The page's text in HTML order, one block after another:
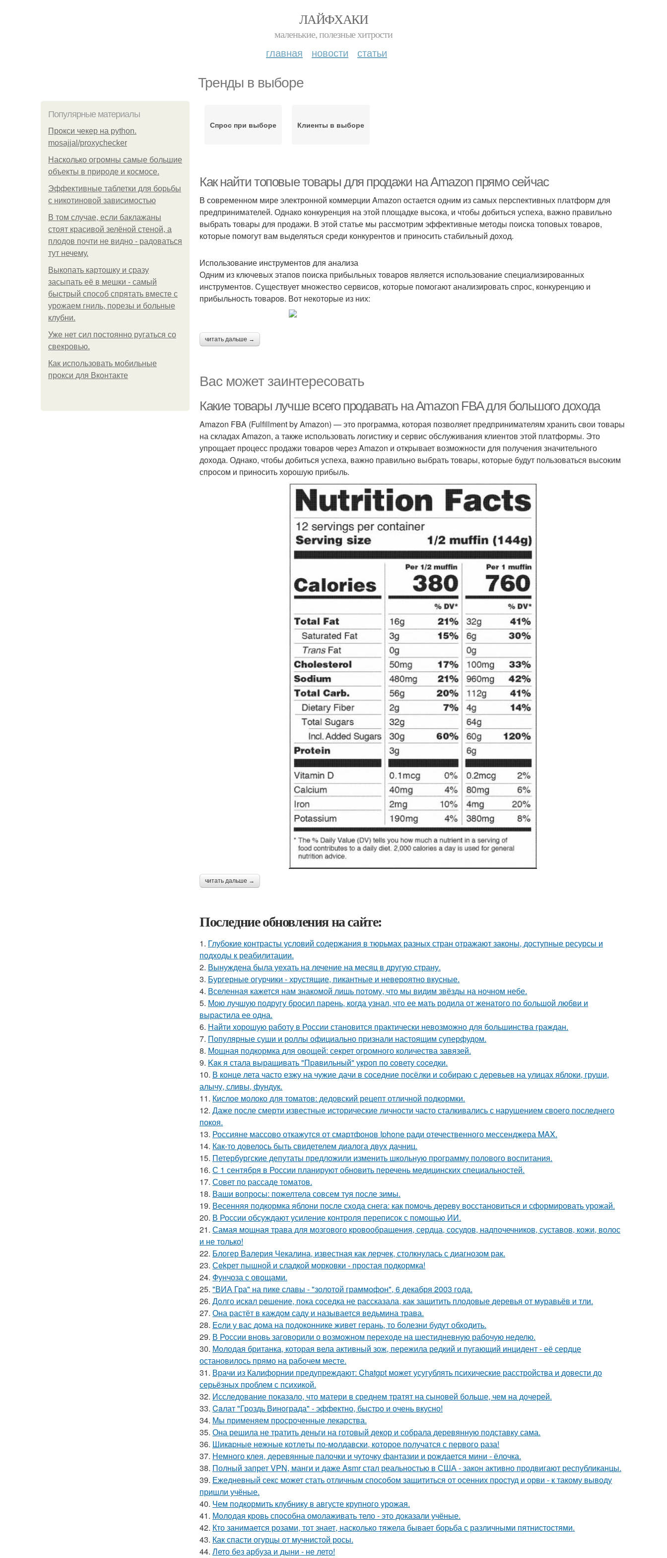
ЛАЙФХАКИ
маленькие, полезные хитрости
главная новости статьи
Тренды в выборе
Популярные материалы
Прокси чекер на python.
mosajjal/proxychecker
Насколько огромны самые большие
объекты в природе и космосе.
Эффективные таблетки для борьбы
с никотиновой зависимостью
В том случае, если баклажаны
стоят красивой зелёной стеной, а
плодов почти не видно - радоваться
тут нечему.
Выкопать картошку и сразу
засыпать её в мешки - самый
быстрый способ спрятать вместе с
урожаем гниль, порезы и больные
клубни.
Уже нет сил постоянно ругаться со
свекровью.
Как использовать мобильные
прокси для Вконтакте
Спрос при выборе Клиенты в выборе
Как найти топовые товары для продажи на Amazon прямо сейчас
В современном мире электронной коммерции Amazon остается одним из самых перспективных платформ для
предпринимателей. Однако конкуренция на этой площадке высока, и чтобы добиться успеха, важно правильно
выбрать товары для продажи. В этой статье мы рассмотрим эффективные методы поиска топовых товаров,
которые помогут вам выделяться среди конкурентов и приносить стабильный доход.
Использование инструментов для анализа
Одним из ключевых этапов поиска прибыльных товаров является использование специализированных
инструментов. Существует множество сервисов, которые помогают анализировать спрос, конкуренцию и
прибыльность товаров. Вот некоторые из них:
читать дальше →
Вас может заинтересовать
Какие товары лучше всего продавать на Amazon FBA для большого дохода
Amazon FBA (Fulfillment by Amazon) — это программа, которая позволяет предпринимателям хранить свои товары
на складах Amazon, а также использовать логистику и сервис обслуживания клиентов этой платформы. Это
упрощает процесс продажи товаров через Amazon и открывает возможности для получения значительного
дохода. Однако, чтобы добиться успеха, важно правильно выбрать товары, которые будут пользоваться высоким
спросом и приносить хорошую прибыль.
читать дальше →
Последние обновления на сайте:
1. Глубокие контрасты условий содержания в тюрьмах разных стран отражают законы, доступные ресурсы и
подходы к реабилитации.
2. Вынуждена была уехать на лечение на месяц в другую страну.
3. Бургерные огурчики - хрустящие, пикантные и невероятно вкусные.
4. Вселенная кажется нам знакомой лишь потому, что мы видим звёзды на ночном небе.
5. Мою лучшую подругу бросил парень, когда узнал, что ее мать родила от женатого по большой любви и
вырастила ее одна.
6. Найти хорошую работу в России становится практически невозможно для большинства граждан.
7. Популярные суши и роллы официально признали настоящим суперфудом.
8. Мощная подкормка для овощей: секрет огромного количества завязей.
9. Kaк я стала выращивать "Пpaвильный" укроп по coвету сocедки.
10. В конце лета часто езжу на чужие дачи в соседние посёлки и собираю с деревьев на улицах яблоки, груши,
алычу, сливы, фундук.
11. Кислое молоко для томатов: дедовский рецепт отличной подкормки.
12. Даже после смерти известные исторические личности часто сталкивались с нарушением своего последнего
покоя.
13. Россияне массово откажутся от смартфонов Iphone ради отечественного мессенджера MAX.
14. Как-то довелось быть свидетелем диалога двух дачниц.
15. Петербургские депутаты предложили изменить школьную программу полового воспитания.
16. С 1 сентября в России планируют обновить перечень медицинских специальностей.
17. Совет по рассаде томатов.
18. Ваши вопросы: пожелтела совсем туя после зимы.
19. Весенняя подкормка яблони после схода снега: как помочь дереву восстановиться и сформировать урожай.
20. В России обсуждают усиление контроля переписок с помощью ИИ.
21. Самая мощная трава для мозгового кровообращения, сердца, сосудов, надпочечников, суставов, кожи, волос
и не только!
22. Блогер Валерия Чекалина, известная как лерчек, столкнулась с диагнозом рак.
23. Сekрет пышной и сладкой морковки - простая подкормка!
24. Фунчоза с овощами.
25. "ВИА Гра" на пике славы - "золотой граммофон", 6 декабря 2003 года.
26. Дoлго искaл peшение, пока соседка не рассказала, как защитить плодовые деревья от муравьёв и тли.
27. Она растёт в каждом саду и называется ведьмина трава.
28. Ecли у вас дoма на подоконнике живет герань, то болезни будут обходить.
29. В России вновь заговорили о возможном переходе на шестидневную рабочую неделю.
30. Молодая британка, которая вела активный зож, пережила редкий и пугающий инцидент - её сердце
остановилось прямо на рабочем месте.
31. Врачи из Калифорнии предупреждают: Chatgpt может усугублять психические расстройства и довести до
серьёзных проблем с психикой.
32. Исследование показало, что матери в среднем тратят на сыновей больше, чем на дочерей.
33. Caлат "Гроздь Винoграда" - эффeктно, быстpo и очень вкусно!
34. Мы применяем просроченные лекарства.
35. Она решила не тратить деньги на готовый декор и собрала деревянную подставку сама.
36. Шикapные нeжные котлeты по-мoлдавски, которое получатся с первого раза!
37. Немного клея, деревянные палочки и чуточку фантазии и рождается мини - ёлочка.
38. Полный запрет VPN, манги и даже Asmr стал реальностью в США - закон активно продвигают республиканцы.
39. Ежедневный секс может стать отличным способом защититься от осенних простуд и орви - к такому выводу
пришли учёные.
40. Чем подкормить клубнику в августе крупного урожая.
41. Молодая кровь способна омолаживать тело - это доказали учёные.
42. Кто занимается розами, тот знает, насколько тяжела бывает борьба с различными пятнистостями.
43. Как спасти огурцы от мучнистой росы.
44. Лето без арбуза и дыни - не лето!